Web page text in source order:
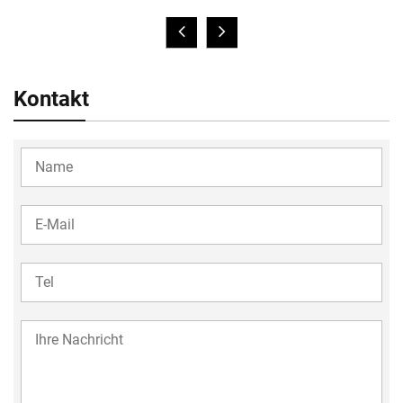
Kontakt
NAME
EMAIL